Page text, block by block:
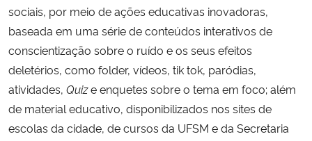
sociais, por meio de ações educativas inovadoras,
baseada em uma série de conteúdos interativos de
conscientização sobre o ruído e os seus efeitos
deletérios, como folder, vídeos, tik tok, paródias,
atividades, Quize enquetes sobre o tema em foco; além
de material educativo, disponibilizados nos sites de
escolas da cidade, de cursos da UFSM e da Secretaria